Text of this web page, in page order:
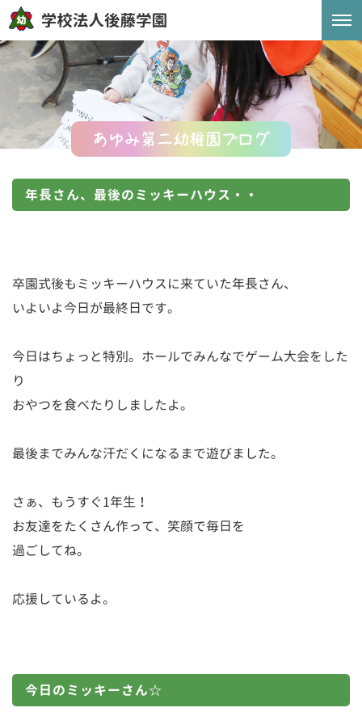
あゆみ第二幼稚園ブログ
年長さん、最後のミッキーハウス・・
卒園式後もミッキーハウスに来ていた年長さん、
いよいよ今日が最終日です。
今日はちょっと特別。ホールでみんなでゲーム大会をした
り
おやつを食べたりしましたよ。
最後までみんな汗だくになるまで遊びました。
さぁ、もうすぐ1年生！
お友達をたくさん作って、笑顔で毎日を
過ごしてね。
応援しているよ。
今日のミッキーさん☆